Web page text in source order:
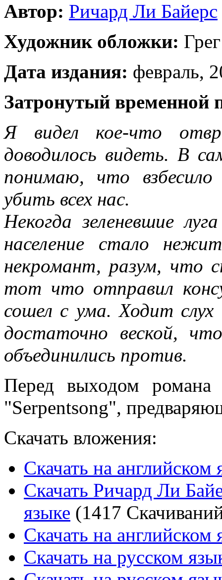
Автор: Ричард Ли Байерс
Художник обложки:
Дата издания: февраль,
Затронутый временной
Я видел кое-что
доводилось видеть. В
понимаю, что
убить всех нас.
Некогда зеленевшие
население стало
некромант, разум, что
тот что отправил
сошел с ума. Ходит слух
достаточно веской,
объединились против.
Перед выходом романа
"Serpentsong",
Скачать вложения:
Скачать на английском
Скачать Ричард Ли
языке (1417
Скачать на английском
Скачать на русском